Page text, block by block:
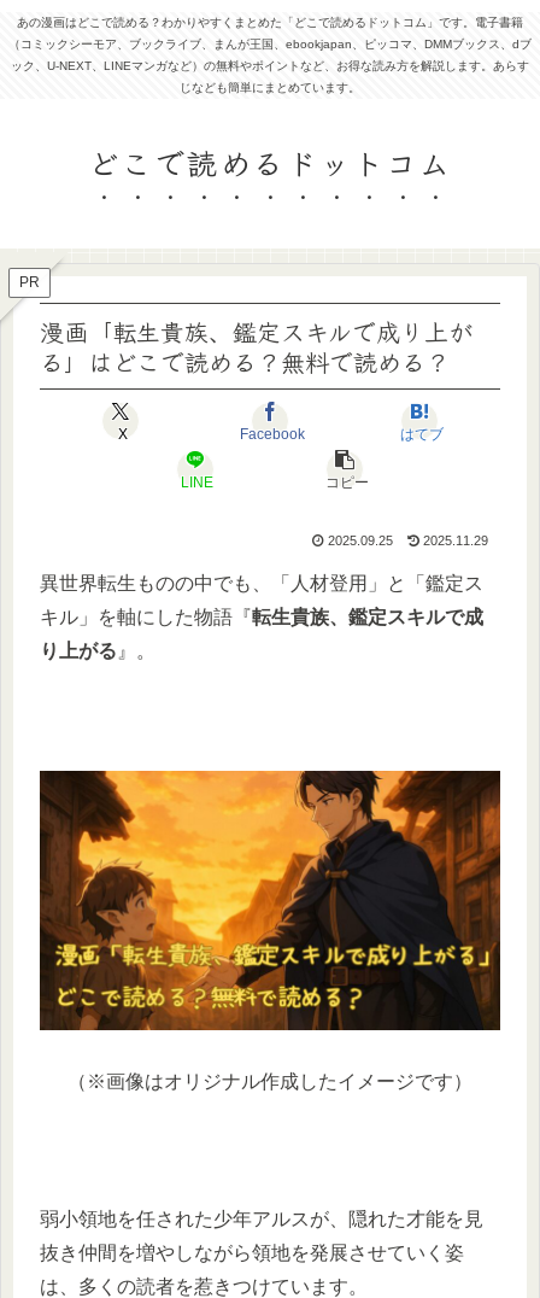
あの漫画はどこで読める？わかりやすくまとめた「どこで読めるドットコム」です。電子書籍
（コミックシーモア、ブックライブ、まんが王国、ebookjapan、ピッコマ、DMMブックス、dブ
ック、U-NEXT、LINEマンガなど）の無料やポイントなど、お得な読み方を解説します。あらす
じなども簡単にまとめています。
どこで読めるドットコム
PR
漫画「転生貴族、鑑定スキルで成り上が
る」はどこで読める？無料で読める？
X Facebook はてブ
LINE コピー
2025.09.25 2025.11.29
異世界転生ものの中でも、「人材登用」と「鑑定ス
キル」を軸にした物語『転生貴族、鑑定スキルで成
り上がる 』。
（※画像はオリジナル作成したイメージです）
弱小領地を任された少年アルスが、隠れた才能を見
抜き仲間を増やしながら領地を発展させていく姿
は、多くの読者を惹きつけています。